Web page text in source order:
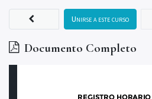
Documento Completo
Unirse a este curso